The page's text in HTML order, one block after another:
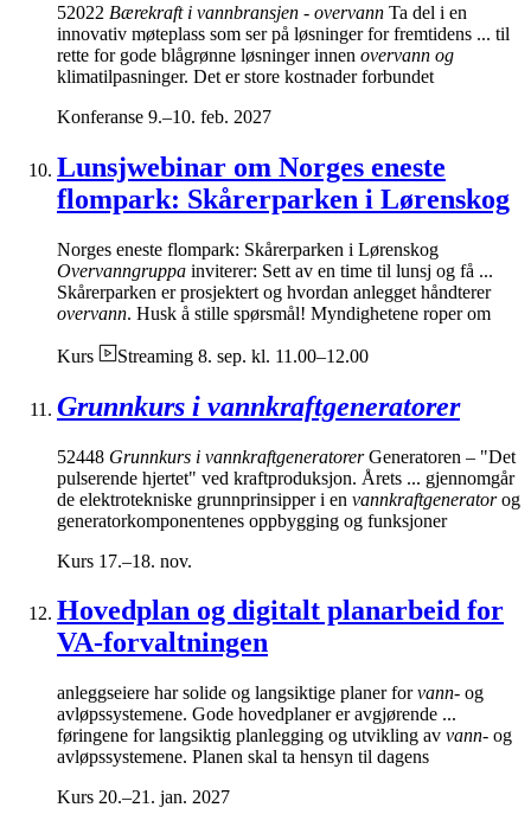
52022 Bærekraft i vannbransjen - overvann Ta del i en
innovativ møteplass som ser på løsninger for fremtidens ... til
rette for gode blågrønne løsninger innen overvann og
klimatilpasninger. Det er store kostnader forbundet
Konferanse 9.–10. feb. 2027
Lunsjwebinar om Norges eneste
flompark: Skårerparken i Lørenskog
Norges eneste flompark: Skårerparken i Lørenskog
Overvanngruppa inviterer: Sett av en time til lunsj og få ...
Skårerparken er prosjektert og hvordan anlegget håndterer
overvann. Husk å stille spørsmål! Myndighetene roper om
Kurs Streaming 8. sep. kl. 11.00–12.00
Grunnkurs i vannkraftgeneratorer
52448 Grunnkurs i vannkraftgeneratorerGeneratoren – "Det
pulserende hjertet" ved kraftproduksjon. Årets ... gjennomgår
de elektrotekniske grunnprinsipper i en vannkraftgeneratorog
generatorkomponentenes oppbygging og funksjoner
Kurs 17.–18. nov.
Hovedplan og digitalt planarbeid for
VA-forvaltningen
anleggseiere har solide og langsiktige planer forvann- og
avløpssystemene. Gode hovedplaner er avgjørende ...
føringene for langsiktig planlegging og utvikling av vann- og
avløpssystemene. Planen skal ta hensyn til dagens
Kurs 20.–21. jan. 2027